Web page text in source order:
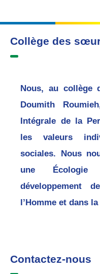
Collège des
Nous, au collège
Doumith
Intégrale de la
les valeurs
sociales. Nous
une
l’Homme et dans
Contactez-nous